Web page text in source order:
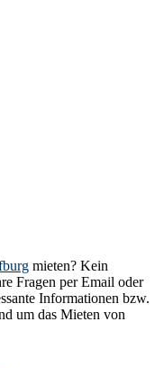
mieten? Kein
Fragen per Email oder
Informationen bzw.
um das Mieten von